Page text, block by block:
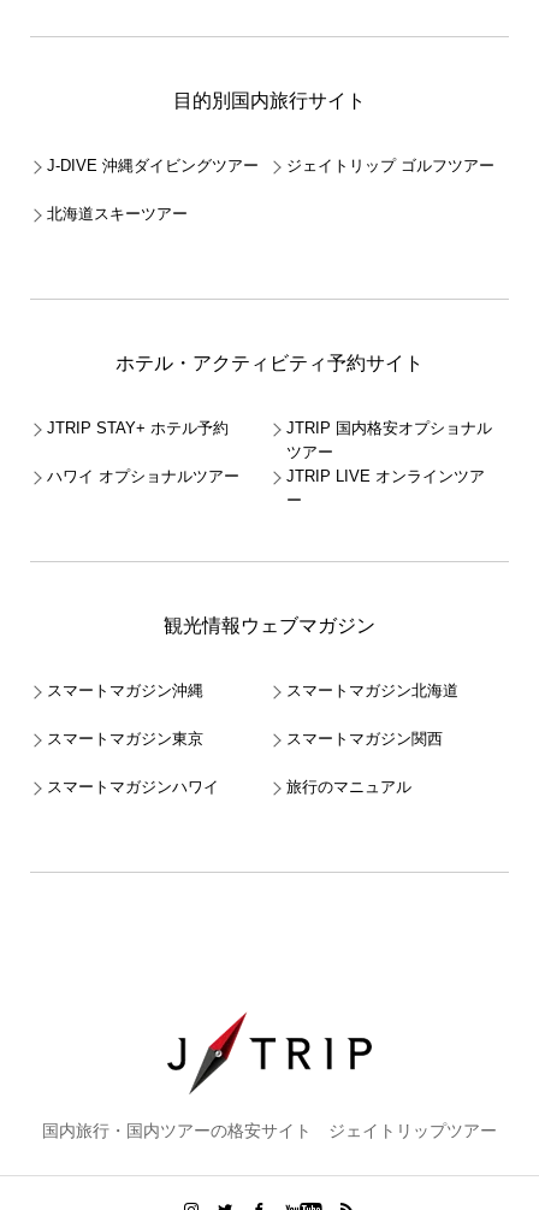
目的別国内旅行サイト
J-DIVE 沖縄ダイビングツアー ジェイトリップ ゴルフツアー
北海道スキーツアー
ホテル・アクティビティ予約サイト
JTRIP STAY+ ホテル予約
JTRIP 国内格安オプショナル
ツアー
ハワイ オプショナルツアー
JTRIP LIVE オンラインツア
ー
観光情報ウェブマガジン
スマートマガジン沖縄 スマートマガジン北海道
スマートマガジン東京 スマートマガジン関西
スマートマガジンハワイ 旅行のマニュアル
国内旅行・国内ツアーの格安サイト ジェイトリップツアー